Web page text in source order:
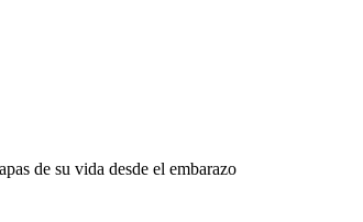
de su vida desde el embarazo